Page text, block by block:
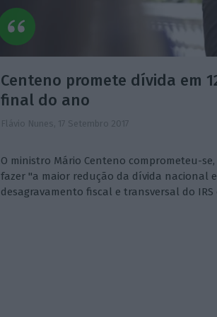
Centeno promete dívida em
final do ano
Flávio Nunes, 17 Setembro 2017
O ministro Mário Centeno comprometeu-
fazer "a maior redução da dívida nacional
desagravamento fiscal e transversal do IRS